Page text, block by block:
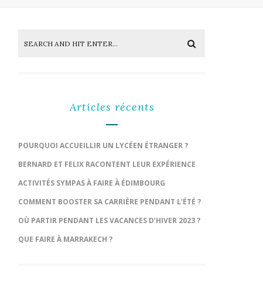
Articles récents
POURQUOI ACCUEILLIR UN LYCÉEN ÉTRANGER ?
BERNARD ET FELIX RACONTENT LEUR EXPÉRIENCE
ACTIVITÉS SYMPAS À FAIRE À ÉDIMBOURG
COMMENT BOOSTER SA CARRIÈRE PENDANT L’ÉTÉ ?
OÙ PARTIR PENDANT LES VACANCES D’HIVER 2023 ?
QUE FAIRE À MARRAKECH ?